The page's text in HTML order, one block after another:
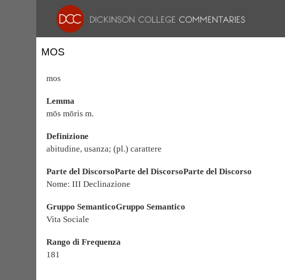
MOS
mos
Lemma
mōs mōris m.
Definizione
abitudine, usanza; (pl.) carattere
Parte del DiscorsoParte del DiscorsoParte del Discorso
Nome: III Declinazione
Gruppo SemanticoGruppo Semantico
Vita Sociale
Rango di Frequenza
181